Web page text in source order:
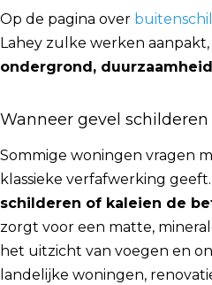
Op de pagina over
Lahey zulke werken
ondergrond,
Wanneer gevel
Sommige woningen vragen
klassieke verfafwerking
schilderen of kaleien de
zorgt voor een matte,
het uitzicht van voegen en
landelijke woningen,